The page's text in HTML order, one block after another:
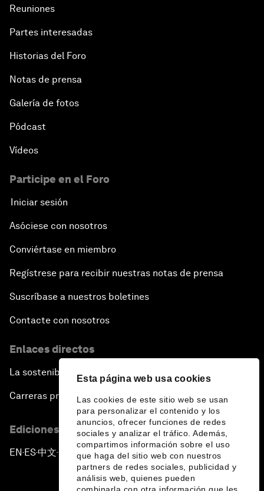
Esta página web usa cookies
Las cookies de este sitio web se usan
para personalizar el contenido y los
anuncios, ofrecer funciones de redes
sociales y analizar el tráfico. Además,
compartimos información sobre el uso
que haga del sitio web con nuestros
partners de redes sociales, publicidad y
análisis web, quienes pueden
Reuniones
Partes interesadas
Historias del Foro
Notas de prensa
Galería de fotos
Pódcast
Vídeos
Participe en el Foro
Iniciar sesión
Asóciese con nosotros
Conviértase en miembro
Regístrese para recibir nuestras notas de prensa
Suscríbase a nuestros boletines
Contacte con nosotros
Enlaces directos
La sostenibilidad en el Foro
Carreras profesionales
Ediciones en otros idiomas
EN ▪ES▪中文▪ 日本語